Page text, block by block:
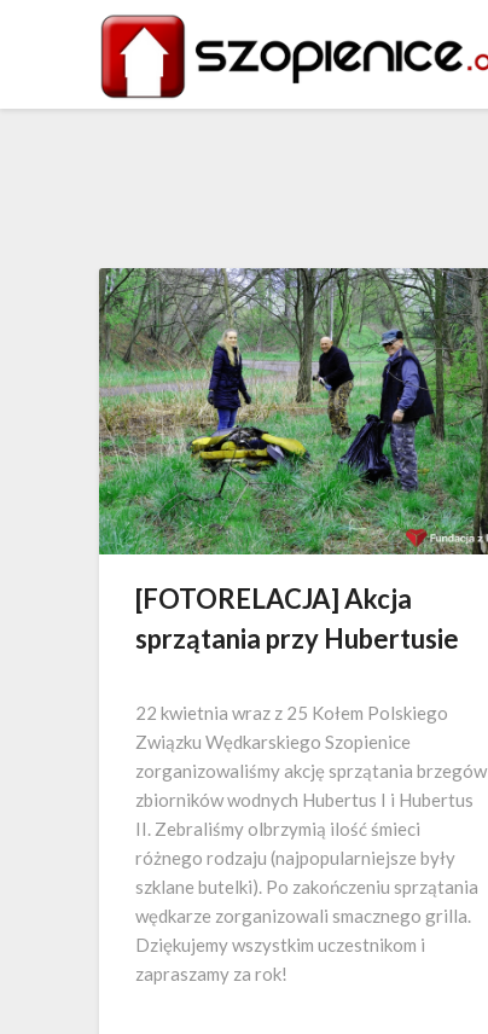
[FOTORELACJA] Akcja
sprzątania przy Hubertusie
22 kwietnia wraz z 25 Kołem Polskiego
Związku Wędkarskiego Szopienice
zorganizowaliśmy akcję sprzątania brzegów
zbiorników wodnych Hubertus I i Hubertus
II. Zebraliśmy olbrzymią ilość śmieci
różnego rodzaju (najpopularniejsze były
szklane butelki). Po zakończeniu sprzątania
wędkarze zorganizowali smacznego grilla.
Dziękujemy wszystkim uczestnikom i
zapraszamy za rok!